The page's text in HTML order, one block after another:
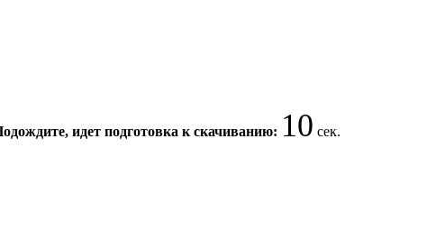
Подождите, идет подготовка к скачиванию:9сек.